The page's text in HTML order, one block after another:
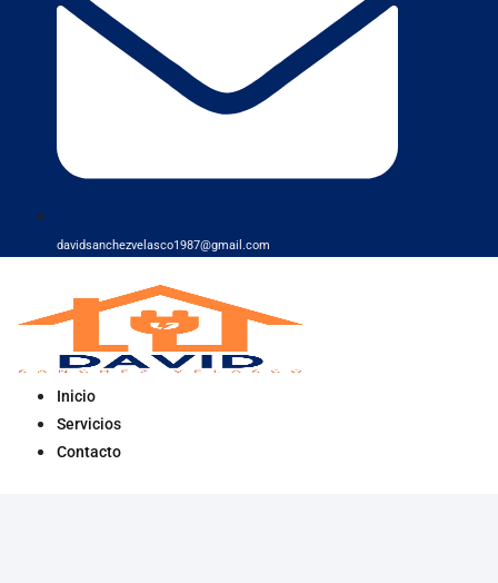
davidsanchezvelasco1987@gmail.com
Inicio
Servicios
Contacto